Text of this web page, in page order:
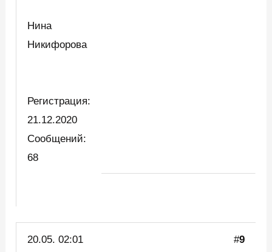
Нина
Никифорова
Регистрация:
21.12.2020
Сообщений:
68
20.05. 02:01 #9